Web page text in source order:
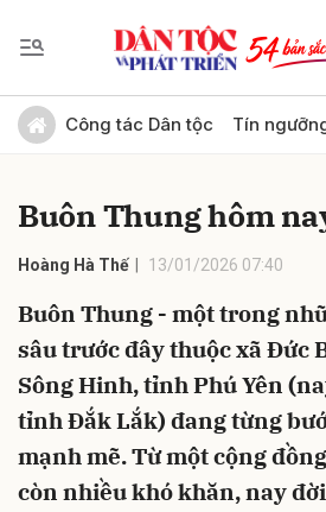
Công tác Dân tộc Tín
Buôn Thung hôm
Hoàng Hà Thế 13/01/2026 07:40
Buôn Thung - một trong
sâu trước đây thuộc xã Đức
Sông Hinh, tỉnh Phú Yên
tỉnh Đắk Lắk) đang từng
mạnh mẽ. Từ một cộng
còn nhiều khó khăn, nay
Gửi bình luận